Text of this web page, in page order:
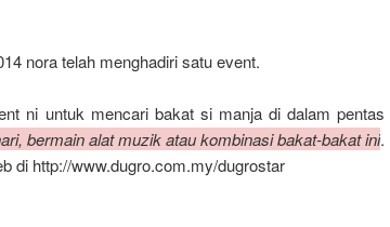
nora telah menghadiri satu event.
ni untuk mencari bakat si manja di dalam
bermain alat muzik atau kombinasi bakat-bakat ini.
di http://www.dugro.com.my/dugrostar